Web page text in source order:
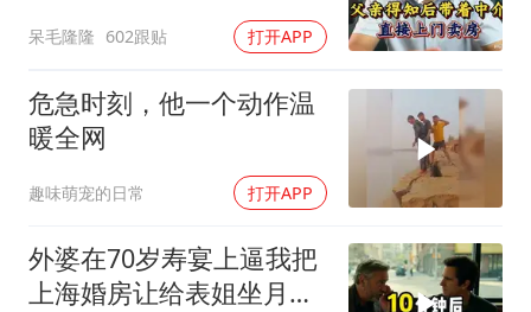
呆毛隆隆 602跟贴 打开APP
危急时刻，他一个动作温
暖全网
趣味萌宠的日常 打开APP
外婆在70岁寿宴上逼我把
上海婚房让给表姐坐月